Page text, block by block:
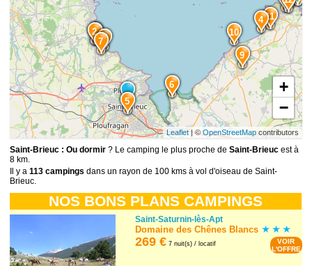
11
10
9
8
7
6
5
4
2
1
+
−
Leaflet| ©OpenStreetMapcontributors
Saint-Brieuc : Ou dormir ? Le camping le plus proche deSaint-Brieuc est à
8 km.
Il y a113 campings dans un rayon de 100 kms à vol d'oiseau de Saint-
Brieuc.
NOS BONS PLANS CAMPINGS
Saint-Saturnin-lès-Apt
Domaine des Chênes Blancs
269 € 7 nuit(s) / locatif
VOIR
L'OFFRE